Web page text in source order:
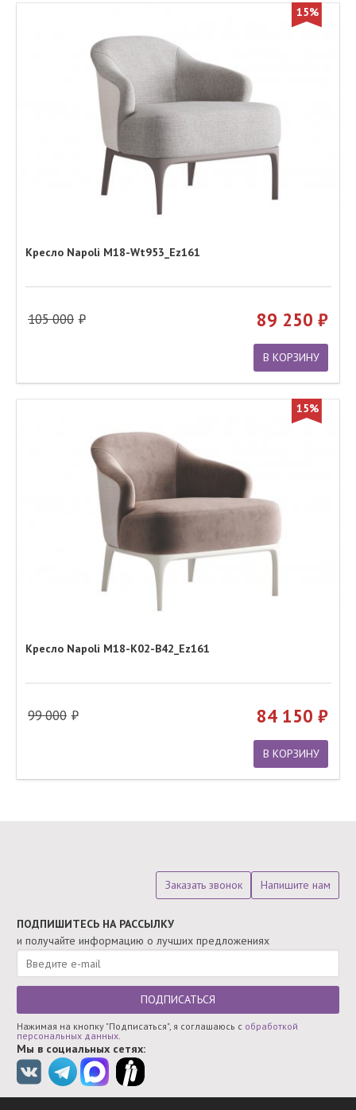
15%
Кресло Napoli M18-Wt953_Ez161
105 000 89 250
В КОРЗИНУ
15%
Кресло Napoli M18-K02-B42_Ez161
99 000 84 150
В КОРЗИНУ
Заказать звонок Напишите нам
ПОДПИШИТЕСЬ НА РАССЫЛКУ
и получайте информацию о лучших предложениях
ПОДПИСАТЬСЯ
Нажимая на кнопку "Подписаться", я соглашаюсь с обработкой
персональных данных.
Мы в социальных сетях: